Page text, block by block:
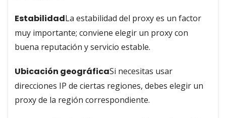
EstabilidadLa estabilidad del proxy es un factor
muy importante; conviene elegir un proxy con
buena reputación y servicio estable.
Ubicación geográficaSi necesitas usar
direcciones IP de ciertas regiones, debes elegir un
proxy de la región correspondiente.